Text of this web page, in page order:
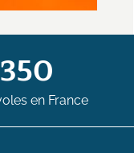
350
en France